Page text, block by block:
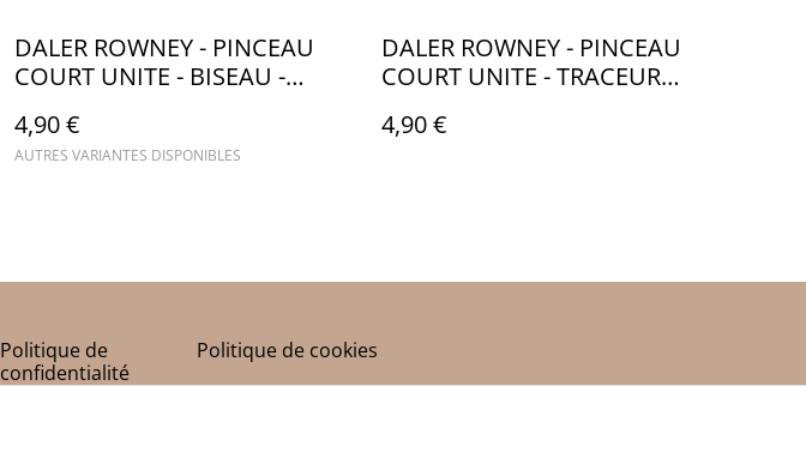
DALER ROWNEY - PINCEAU
COURT UNITE - BISEAU -
4,90 €
AUTRES VARIANTES DISPONIBLES
DALER ROWNEY - PINCEAU
COURT UNITE - TRACEUR
4,90 €
Politique de
confidentialité
Politique de cookies